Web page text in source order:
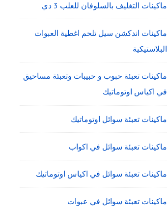
ماكينات التغليف بالسلوفان للعلب 3 دي
ماكينات اندكشن سيل تلحم اغطية العبوات
البلاستيكية
ماكينات تعبئة حبوب و حبيبات وتعبئة مساحيق
في اكياس اوتوماتيك
ماكينات تعبئة سوائل اوتوماتيك
ماكينات تعبئة سوائل في اكواب
ماكينات تعبئة سوائل في اكياس اوتوماتيك
ماكينات تعبئة سوائل في عبوات